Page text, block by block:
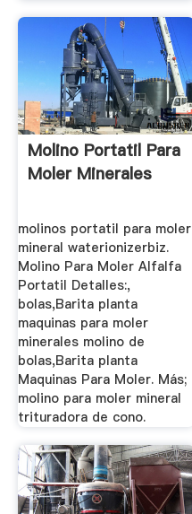
Molino Portatil Para
Moler Minerales
molinos portatil para moler
mineral waterionizerbiz.
Molino Para Moler Alfalfa
Portatil Detalles:,
bolas,Barita planta
maquinas para moler
minerales molino de
bolas,Barita planta
Maquinas Para Moler. Más;
molino para moler mineral
trituradora de cono.